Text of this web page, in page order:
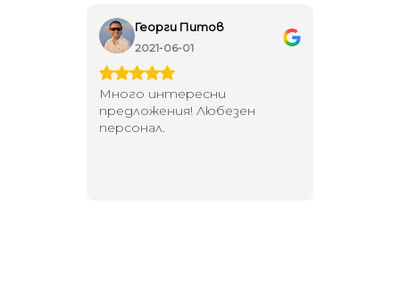
Георги Питов
2021-06-01
Много интересни
предложения! Любезен
персонал.